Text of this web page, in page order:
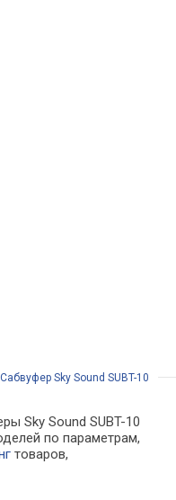
Сабвуфер Sky Sound SUBT-10
Sky Sound SUBT-10
по параметрам,
товаров,